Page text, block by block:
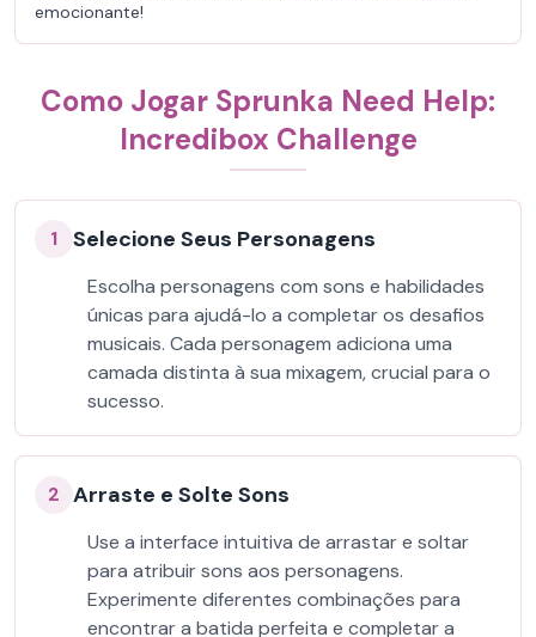
emocionante!
Como Jogar Sprunka Need Help:
Incredibox Challenge
1 Selecione Seus Personagens
Escolha personagens com sons e habilidades
únicas para ajudá-lo a completar os desafios
musicais. Cada personagem adiciona uma
camada distinta à sua mixagem, crucial para o
sucesso.
2 Arraste e Solte Sons
Use a interface intuitiva de arrastar e soltar
para atribuir sons aos personagens.
Experimente diferentes combinações para
encontrar a batida perfeita e completar a